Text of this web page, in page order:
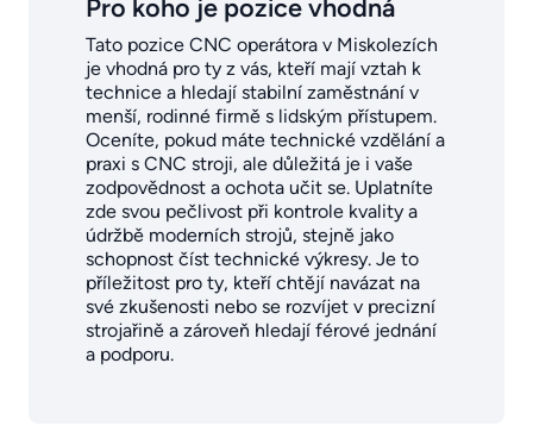
Pro koho je pozice vhodná
Tato pozice CNC operátora v Miskolezích
je vhodná pro ty z vás, kteří mají vztah k
technice a hledají stabilní zaměstnání v
menší, rodinné firmě s lidským přístupem.
Oceníte, pokud máte technické vzdělání a
praxi s CNC stroji, ale důležitá je i vaše
zodpovědnost a ochota učit se. Uplatníte
zde svou pečlivost při kontrole kvality a
údržbě moderních strojů, stejně jako
schopnost číst technické výkresy. Je to
příležitost pro ty, kteří chtějí navázat na
své zkušenosti nebo se rozvíjet v precizní
strojařině a zároveň hledají férové jednání
a podporu.